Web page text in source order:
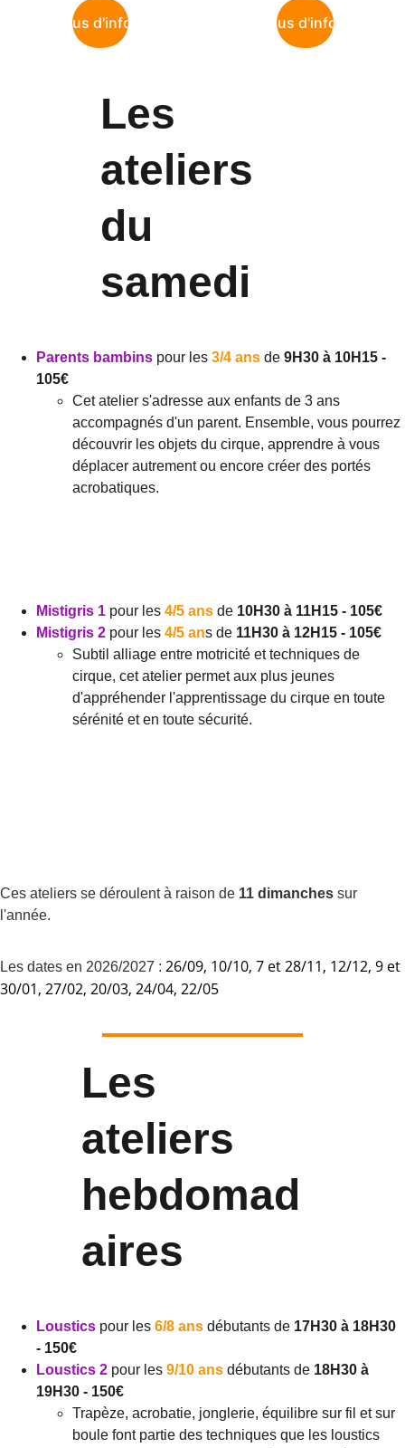
Plus d'infos Plus d'infos
Parents bambins pour les 3/4 ans de 9H30 à 10H15 -
105€
Cet atelier s'adresse aux enfants de 3 ans
accompagnés d'un parent. Ensemble, vous pourrez
découvrir les objets du cirque, apprendre à vous
déplacer autrement ou encore créer des portés
acrobatiques.
Mistigris 1 pour les 4/5 ans de 10H30 à 11H15 - 105€
Mistigris 2 pour les 4/5 ans de 11H30 à 12H15 - 105€
Subtil alliage entre motricité et techniques de
cirque, cet atelier permet aux plus jeunes
d'appréhender l'apprentissage du cirque en toute
sérénité et en toute sécurité.
Ces ateliers se déroulent à raison de 11 dimanches sur
l'année.
Les dates en 2026/2027 : 26/09, 10/10, 7 et 28/11, 12/12, 9 et
30/01, 27/02, 20/03, 24/04, 22/05
Les
ateliers
du
samedi
Les
ateliers
hebdomad
aires
Loustics pour les 6/8 ans débutants de 17H30 à 18H30
- 150€
Loustics 2 pour les 9/10 ans débutants de 18H30 à
19H30 - 150€
Trapèze, acrobatie, jonglerie, équilibre sur fil et sur
boule font partie des techniques que les loustics